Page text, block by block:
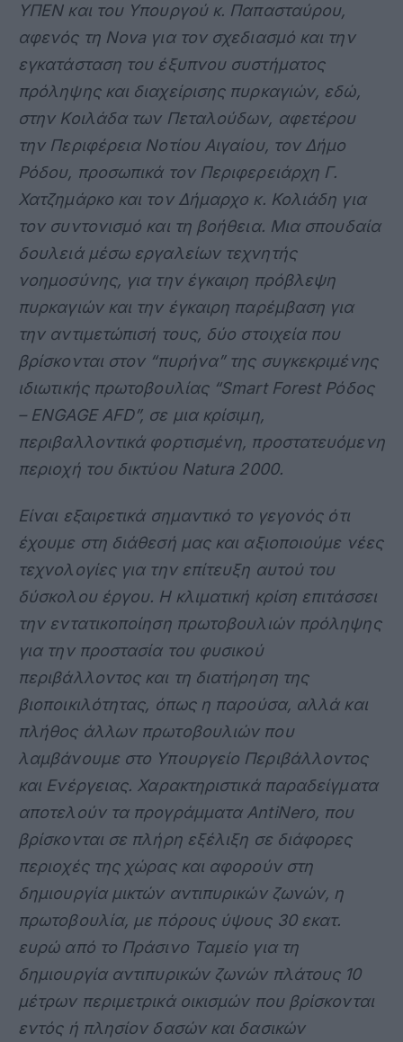
ΥΠΕΝ και του Υπουργού κ. Παπασταύρου,
αφενός τη Nova για τον σχεδιασμό και την
εγκατάσταση του έξυπνου συστήματος
πρόληψης και διαχείρισης πυρκαγιών, εδώ,
στην Κοιλάδα των Πεταλούδων, αφετέρου
την Περιφέρεια Νοτίου Αιγαίου, τον Δήμο
Ρόδου, προσωπικά τον Περιφερειάρχη Γ.
Χατζημάρκο και τον Δήμαρχο κ. Κολιάδη για
τον συντονισμό και τη βοήθεια. Μια σπουδαία
δουλειά μέσω εργαλείων τεχνητής
νοημοσύνης, για την έγκαιρη πρόβλεψη
πυρκαγιών και την έγκαιρη παρέμβαση για
την αντιμετώπισή τους, δύο στοιχεία που
βρίσκονται στον “πυρήνα” της συγκεκριμένης
ιδιωτικής πρωτοβουλίας “Smart Forest Ρόδος
– ENGAGE AFD”, σε μια κρίσιμη,
περιβαλλοντικά φορτισμένη, προστατευόμενη
περιοχή του δικτύου Natura 2000.
Είναι εξαιρετικά σημαντικό το γεγονός ότι
έχουμε στη διάθεσή μας και αξιοποιούμε νέες
τεχνολογίες για την επίτευξη αυτού του
δύσκολου έργου. Η κλιματική κρίση επιτάσσει
την εντατικοποίηση πρωτοβουλιών πρόληψης
για την προστασία του φυσικού
περιβάλλοντος και τη διατήρηση της
βιοποικιλότητας, όπως η παρούσα, αλλά και
πλήθος άλλων πρωτοβουλιών που
λαμβάνουμε στο Υπουργείο Περιβάλλοντος
και Ενέργειας. Χαρακτηριστικά παραδείγματα
αποτελούν τα προγράμματα AntiNero, που
βρίσκονται σε πλήρη εξέλιξη σε διάφορες
περιοχές της χώρας και αφορούν στη
δημιουργία μικτών αντιπυρικών ζωνών, η
πρωτοβουλία, με πόρους ύψους 30 εκατ.
ευρώ από το Πράσινο Ταμείο για τη
δημιουργία αντιπυρικών ζωνών πλάτους 10
μέτρων περιμετρικά οικισμών που βρίσκονται
εντός ή πλησίον δασών και δασικών